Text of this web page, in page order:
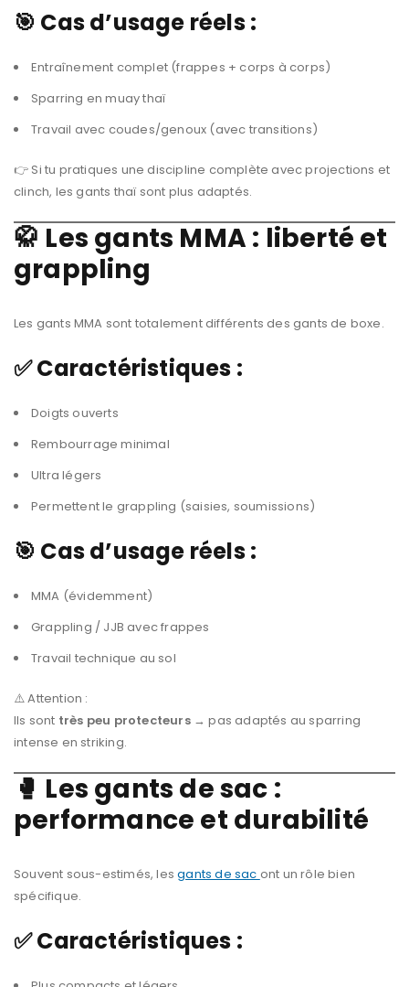
🎯 Cas d’usage réels :
Entraînement complet (frappes + corps à corps)
Sparring en muay thaï
Travail avec coudes/genoux (avec transitions)
👉 Si tu pratiques une discipline complète avec projections et
clinch, les gants thaï sont plus adaptés.
🥋 Les gants MMA : liberté et
grappling
Les gants MMA sont totalement différents des gants de boxe.
✅ Caractéristiques :
Doigts ouverts
Rembourrage minimal
Ultra légers
Permettent le grappling (saisies, soumissions)
🎯 Cas d’usage réels :
MMA (évidemment)
Grappling / JJB avec frappes
Travail technique au sol
⚠️ Attention :
Ils sont très peu protecteurs→ pas adaptés au sparring
intense en striking.
🥊 Les gants de sac :
performance et durabilité
Souvent sous-estimés, lesgants de sac ont un rôle bien
spécifique.
✅ Caractéristiques :